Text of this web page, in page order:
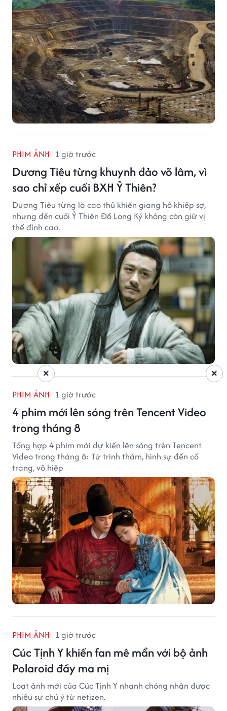
PHIM ẢNH 1 giờ trước
Dương Tiêu từng khuynh đảo võ lâm, vì
sao chỉ xếp cuối BXH Ỷ Thiên?
Dương Tiêu từng là cao thủ khiến giang hồ khiếp sợ,
nhưng đến cuối Ỷ Thiên Đồ Long Ký không còn giữ vị
thế đỉnh cao.
PHIM ẢNH 1 giờ trước
4 phim mới lên sóng trên Tencent Video
trong tháng 8
Tổng hợp 4 phim mới dự kiến lên sóng trên Tencent
Video trong tháng 8: Từ trinh thám, hình sự đến cổ
trang, võ hiệp
PHIM ẢNH 1 giờ trước
Cúc Tịnh Y khiến fan mê mẩn với bộ ảnh
Polaroid đầy ma mị
Loạt ảnh mới của Cúc Tịnh Y nhanh chóng nhận được
nhiều sự chú ý từ netizen.
×
×